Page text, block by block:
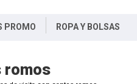
PROMO ROPA Y BOLSAS
romos